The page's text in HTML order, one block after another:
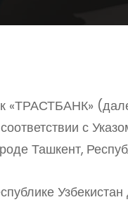
«ТРАСТБАНК»
с
Ташкент,